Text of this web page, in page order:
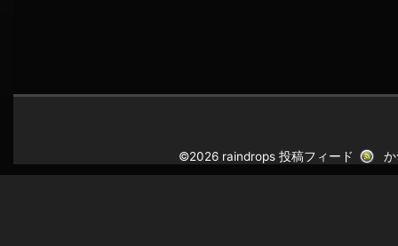
©2026 raindrops投稿フィード